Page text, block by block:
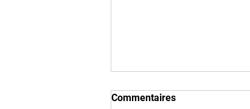
Commentaires